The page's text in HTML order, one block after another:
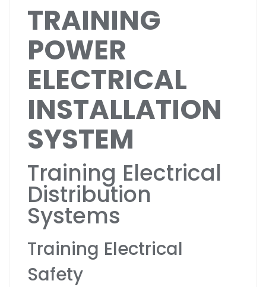
TRAINING
POWER
ELECTRICAL
INSTALLATION
SYSTEM
Training Electrical
Distribution
Systems
Training Electrical
Safety